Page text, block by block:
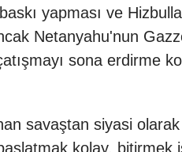
yapması ve
Netanyahu'nun
sona erdirme
savaştan siyasi
kolay, bitirmek